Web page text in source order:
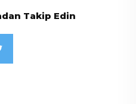
Takip Edin